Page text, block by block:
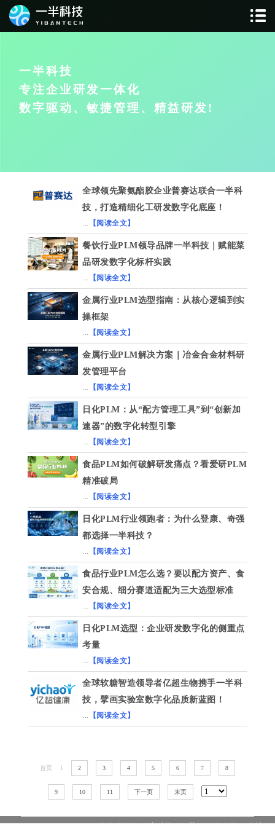
一半科技
专注企业研发一体化
数字驱动、敏捷管理、精益研发!
全球领先聚氨酯胶企业普赛达联合一半科
技，打造精细化工研发数字化底座！
... 【阅读全文】
餐饮行业PLM领导品牌一半科技｜赋能菜
品研发数字化标杆实践
... 【阅读全文】
金属行业PLM选型指南：从核心逻辑到实
操框架
... 【阅读全文】
金属行业PLM解决方案｜冶金合金材料研
发管理平台
... 【阅读全文】
日化PLM：从“配方管理工具”到“创新加
速器”的数字化转型引擎
... 【阅读全文】
食品PLM如何破解研发痛点？看爱研PLM
精准破局
... 【阅读全文】
日化PLM行业领跑者：为什么登康、奇强
都选择一半科技？
... 【阅读全文】
食品行业PLM怎么选？要以配方资产、食
安合规、细分赛道适配为三大选型标准
... 【阅读全文】
日化PLM选型：企业研发数字化的侧重点
考量
... 【阅读全文】
全球软糖智造领导者亿超生物携手一半科
技，擘画实验室数字化品质新蓝图！
... 【阅读全文】
首页 1 2 3 4 5 6 7 8
9 10 11 下一页 末页